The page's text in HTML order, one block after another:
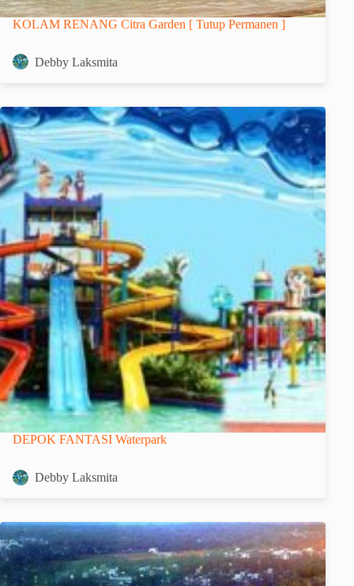
KOLAM RENANG Citra Garden [ Tutup Permanen ]
Debby Laksmita
DEPOK FANTASI Waterpark
Debby Laksmita